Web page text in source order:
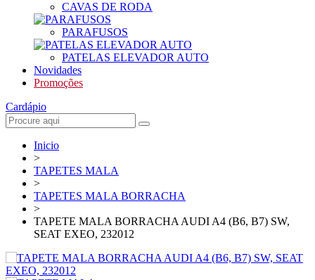
CAVAS DE RODA
PARAFUSOS
PATELAS ELEVADOR AUTO
Novidades
Promoções
Cardápio
Inicio
>
TAPETES MALA
>
TAPETES MALA BORRACHA
>
TAPETE MALA BORRACHA AUDI A4 (B6, B7) SW,
SEAT EXEO, 232012